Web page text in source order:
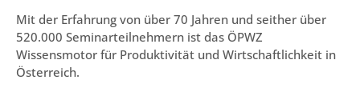
Mit der Erfahrung von über 70 Jahren und seither über
520.000 Seminarteilnehmern ist das ÖPWZ
Wissensmotor für Produktivität und Wirtschaftlichkeit in
Österreich.